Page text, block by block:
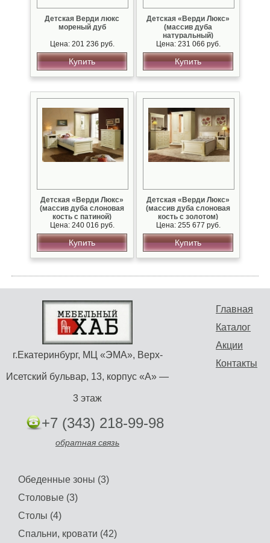
Детская Верди люкс
мореный дуб
Цена: 201 236 руб.
Купить
Детская «Верди Люкс»
(массив дуба
натуральный)
Цена: 231 066 руб.
Купить
Детская «Верди Люкс»
(массив дуба слоновая
кость с патиной)
Цена: 240 016 руб.
Купить
Детская «Верди Люкс»
(массив дуба слоновая
кость с золотом)
Цена: 255 677 руб.
Купить
Главная
Каталог
Акции
Контакты
г.Екатеринбург, МЦ «ЭМА», Верх-
Исетский бульвар, 13, корпус «А» —
3 этаж
+7 (343) 218-99-98
обратная связь
Обеденные зоны (3)
Столовые (3)
Столы (4)
Спальни, кровати (42)